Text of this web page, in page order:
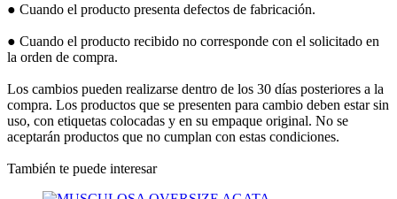
● Cuando el producto presenta defectos de fabricación.
● Cuando el producto recibido no corresponde con el solicitado en
la orden de compra.
Los cambios pueden realizarse dentro de los 30 días posteriores a la
compra. Los productos que se presenten para cambio deben estar sin
uso, con etiquetas colocadas y en su empaque original. No se
aceptarán productos que no cumplan con estas condiciones.
También te puede interesar